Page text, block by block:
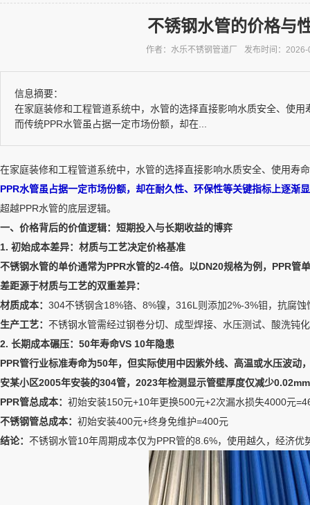
不锈钢水管的价格与
作者：水乐不锈钢管道厂 发布时间：
信息摘要：
在家庭装修和工程管道系统中，水管的选择直接影响水质安全、使
而传统PPR水管虽占据一定市场份额，却在...
在家庭装修和工程管道系统中，水管的选择直接影响水质安全、使用寿
PPR水管虽占据一定市场份额，却在耐久性、环保性等关键指标上逐渐
超越PPR水管的底层逻辑。
一、价格背后的价值逻辑：短期投入与长期收益的博弈
1. 初始成本差异：材质与工艺决定价格基准
不锈钢水管的单价通常为PPR水管的2-4倍。以DN20规格为例，PPR
差距源于材质与工艺的双重差异：
材质成本： 304不锈钢含18%铬、8%镍，316L则添加2%-3%钼，抗腐
生产工艺： 不锈钢水管需经过钢卷分切、成型焊接、水压测试、酸洗钝
2. 长期成本碾压：50年寿命VS 10年隐患
PPR管行业标准寿命为50年，但实际使用中因紫外线、高温或水压波
安某小区2005年安装的304管，2023年检测显示管壁厚度仅减少
PPR管总成本： 初始安装150元+10年更换500元+2次漏水损失4000元
不锈钢管总成本： 初始安装400元+终身免维护=400元
结论： 不锈钢水管10年周期成本仅为PPR管的8.6%，使用越久，经济优